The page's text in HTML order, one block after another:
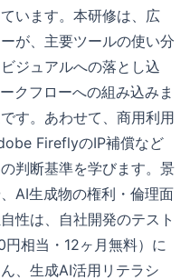
います。本研修は、広
が、主要ツールの使い分
ジュアルへの落とし込
クフローへの組み込みま
す。あわせて、商用利用
FireflyのIP補償など
判断基準を学びます。景
AI生成物の権利・倫理面
性は、自社開発のテスト
相当・12ヶ月無料）に
、生成AI活用リテラシ